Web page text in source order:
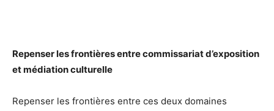
Repenser les frontières entre commissariat d’exposition
et médiation culturelle
Repenser les frontières entre ces deux domaines